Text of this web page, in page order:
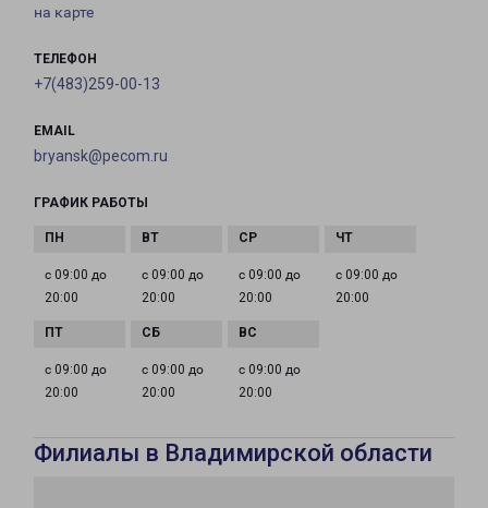
на карте
ТЕЛЕФОН
+7(483)259-00-13
EMAIL
bryansk@pecom.ru
ГРАФИК РАБОТЫ
с 09:00 до
20:00
с 09:00 до
20:00
с 09:00 до
20:00
с 09:00 до
20:00
с 09:00 до
20:00
с 09:00 до
20:00
с 09:00 до
20:00
Филиалы в Владимирской области